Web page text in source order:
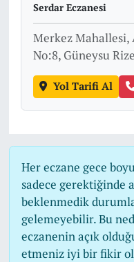
Serdar Eczanesi
Merkez Mahallesi,
No:8, Güneysu Rize
Yol Tarifi Al
Her eczane gece
sadece gerektiğinde
beklenmedik
gelemeyebilir. Bu
eczanenin açık
etmeniz iyi bir fikir